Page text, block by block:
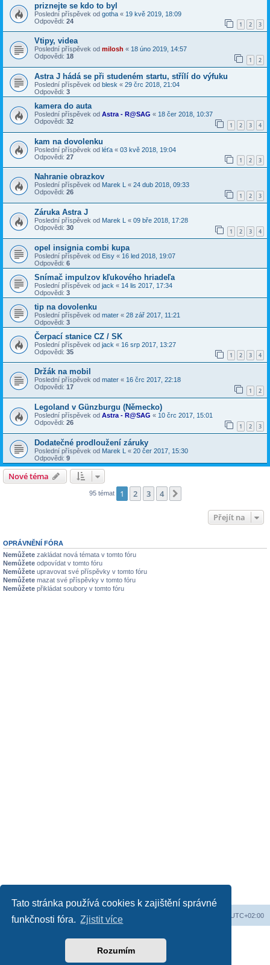
Tato stránka používá cookies k zajištění správné
funkčnosti fóra. Zjistit více
Rozumím
priznejte se kdo to byl
Poslední příspěvek od gotha « 19 kvě 2019, 18:09
Odpovědi: 24 1 2 3
Vtipy, videa
Poslední příspěvek od milosh « 18 úno 2019, 14:57
Odpovědi: 18 1 2
Astra J hádá se při studeném startu, střílí do výfuku
Poslední příspěvek od blesk « 29 črc 2018, 21:04
Odpovědi: 3
kamera do auta
Poslední příspěvek od Astra - R@SAG « 18 čer 2018, 10:37
Odpovědi: 32 1 2 3 4
kam na dovolenku
Poslední příspěvek od léťa « 03 kvě 2018, 19:04
Odpovědi: 27 1 2 3
Nahranie obrazkov
Poslední příspěvek od Marek L « 24 dub 2018, 09:33
Odpovědi: 26 1 2 3
Záruka Astra J
Poslední příspěvek od Marek L « 09 bře 2018, 17:28
Odpovědi: 30 1 2 3 4
opel insignia combi kupa
Poslední příspěvek od Eisy « 16 led 2018, 19:07
Odpovědi: 6
Snímač impulzov kľukového hriadeľa
Poslední příspěvek od jack « 14 lis 2017, 17:34
Odpovědi: 3
tip na dovolenku
Poslední příspěvek od mater « 28 zář 2017, 11:21
Odpovědi: 3
Čerpací stanice CZ / SK
Poslední příspěvek od jack « 16 srp 2017, 13:27
Odpovědi: 35 1 2 3 4
Držák na mobil
Poslední příspěvek od mater « 16 črc 2017, 22:18
Odpovědi: 17 1 2
Legoland v Günzburgu (Německo)
Poslední příspěvek od Astra - R@SAG « 10 črc 2017, 15:01
Odpovědi: 26 1 2 3
Dodatečné prodloužení záruky
Poslední příspěvek od Marek L « 20 čer 2017, 15:30
Odpovědi: 9
Nové téma
95 témat 1 2 3 4
Přejít na
OPRÁVNĚNÍ FÓRA
Nemůžete zakládat nová témata v tomto fóru
Nemůžete odpovídat v tomto fóru
Nemůžete upravovat své příspěvky v tomto fóru
Nemůžete mazat své příspěvky v tomto fóru
Nemůžete přikládat soubory v tomto fóru
Obsah fóra UTC+02:00
Český překlad –